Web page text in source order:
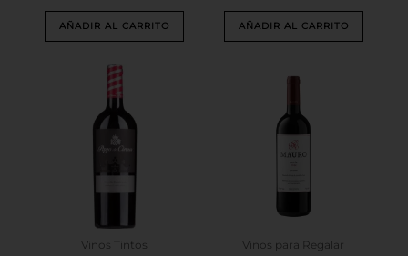
AÑADIR AL CARRITO AÑADIR AL CARRITO
Vinos Tintos
Vinos para Regalar